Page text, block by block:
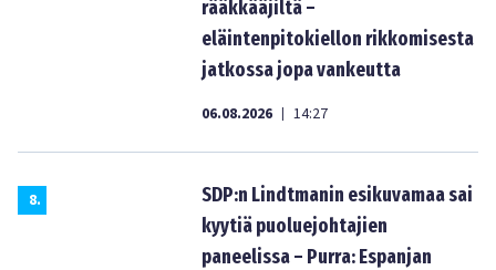
rääkkääjiltä –
eläintenpitokiellon rikkomisesta
jatkossa jopa vankeutta
06.08.2026 | 14:27
8.
SDP:n Lindtmanin esikuvamaa sai
kyytiä puoluejohtajien
paneelissa – Purra: Espanjan